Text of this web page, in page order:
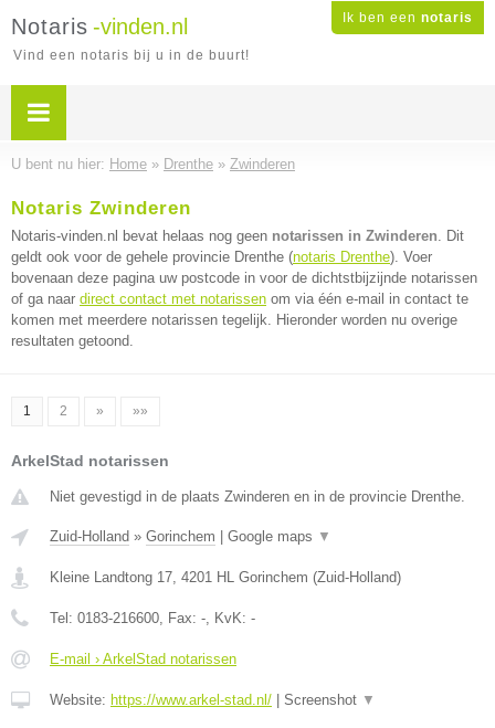
Ik ben een notaris
Notaris -vinden.nl
Vind een notaris bij u in de buurt!
U bent nu hier: Home » Drenthe » Zwinderen
Notaris Zwinderen
Notaris-vinden.nl bevat helaas nog geen notarissen in Zwinderen. Dit
geldt ook voor de gehele provincie Drenthe (notaris Drenthe). Voer
bovenaan deze pagina uw postcode in voor de dichtstbijzijnde notarissen
of ga naar direct contact met notarissen om via één e-mail in contact te
komen met meerdere notarissen tegelijk. Hieronder worden nu overige
resultaten getoond.
1 2 » »»
ArkelStad notarissen
Niet gevestigd in de plaats Zwinderen en in de provincie Drenthe.
Zuid-Holland » Gorinchem Google maps ▼
Kleine Landtong 17, 4201 HL Gorinchem (Zuid-Holland)
Tel: 0183-216600, Fax: -, KvK: -
E-mail › ArkelStad notarissen
Website: https://www.arkel-stad.nl/ Screenshot ▼